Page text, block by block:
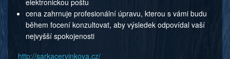
elektronickou poštu
cena zahrnuje profesionální úpravu, kterou s vámi budu
během focení konzultovat, aby výsledek odpovídal vaší
nejvyšší spokojenosti
http://sarkacervinkova.cz/